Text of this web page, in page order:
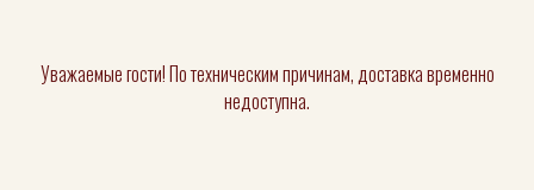
Уважаемые гости! По техническим причинам, доставка временно
недоступна.